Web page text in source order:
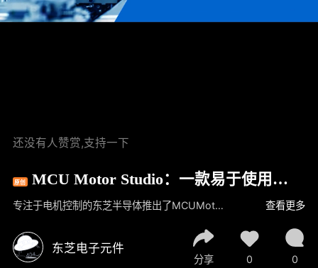
还没有人赞赏,支持一下
原创 MCU Motor Studio：一款易于使用且
结构良好的软件开发工具套件专注于电机控制的东芝半导体推出了MCUMotorStudio，该软件含有PC工具和电机控制固件，易于设置和调试，可快速轻松地进行MCU评估、BLDC电机应用开发和原型设计。在本视频中，我们将演示MCUMotorStudio的使用方法，一起来看看吧！ 查看更多
东芝电子元件
分享 0 0